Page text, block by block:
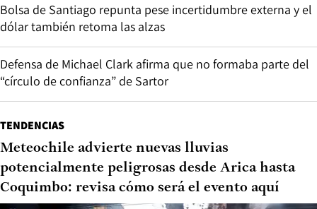
Bolsa de Santiago repunta pese incertidumbre externa y el
dólar también retoma las alzas
Defensa de Michael Clark afirma que no formaba parte del
“círculo de confianza” de Sartor
TENDENCIAS
Meteochile advierte nuevas lluvias
potencialmente peligrosas desde Arica hasta
Coquimbo: revisa cómo será el evento aquí